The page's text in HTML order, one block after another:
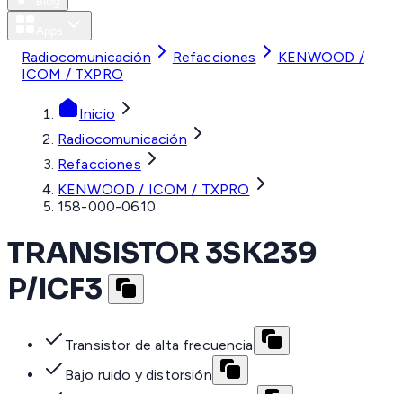
Radiocomunicación Refacciones
KENWOOD /
ICOM / TXPRO
Inicio
Radiocomunicación
Refacciones
KENWOOD / ICOM / TXPRO
158-000-0610
TRANSISTOR 3SK239
P/ICF3
Transistor de alta frecuencia
Bajo ruido y distorsión